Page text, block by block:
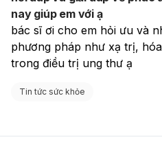
tuân thủ điều trị, tái khám
vận động nhẹ nhàng, nghỉ
giảm đau bằng chườm
vảy nến da, kiểm soát tốt
cơ viêm khớp vảy nến.
nay giúp em với ạ
bác sĩ ơi cho em hỏi ưu và
phương pháp như xạ trị,
trong điều trị ung thư ạ
Tin tức sức khỏe